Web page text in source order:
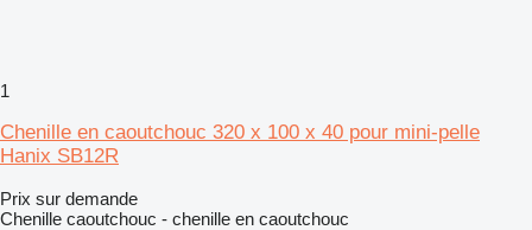
1
Chenille en caoutchouc 320 x 100 x 40 pour mini-pelle
Hanix SB12R
Prix sur demande
Chenille caoutchouc - chenille en caoutchouc